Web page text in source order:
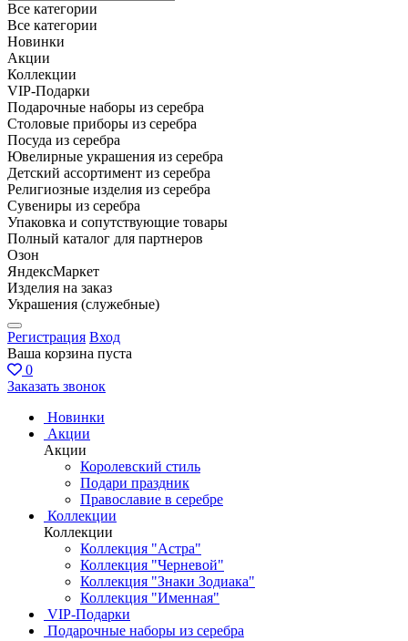
Все категории
Все категории
Новинки
Акции
Коллекции
VIP-Подарки
Подарочные наборы из серебра
Столовые приборы из серебра
Посуда из серебра
Ювелирные украшения из серебра
Детский ассортимент из серебра
Религиозные изделия из серебра
Сувениры из серебра
Упаковка и сопутствующие товары
Полный каталог для партнеров
Озон
ЯндексМаркет
Изделия на заказ
Украшения (служебные)
Регистрация Вход
Ваша корзина пуста
0
Заказать звонок
Новинки
Акции
Акции
Королевский стиль
Подари праздник
Православие в серебре
Коллекции
Коллекции
Коллекция "Астра"
Коллекция "Черневой"
Коллекция "Знаки Зодиака"
Коллекция "Именная"
VIP-Подарки
Подарочные наборы из серебра